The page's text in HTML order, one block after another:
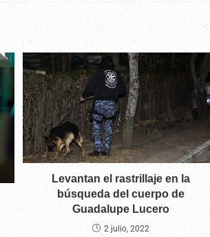
Levantan el rastrillaje en la
búsqueda del cuerpo de
Guadalupe Lucero
2 julio, 2022